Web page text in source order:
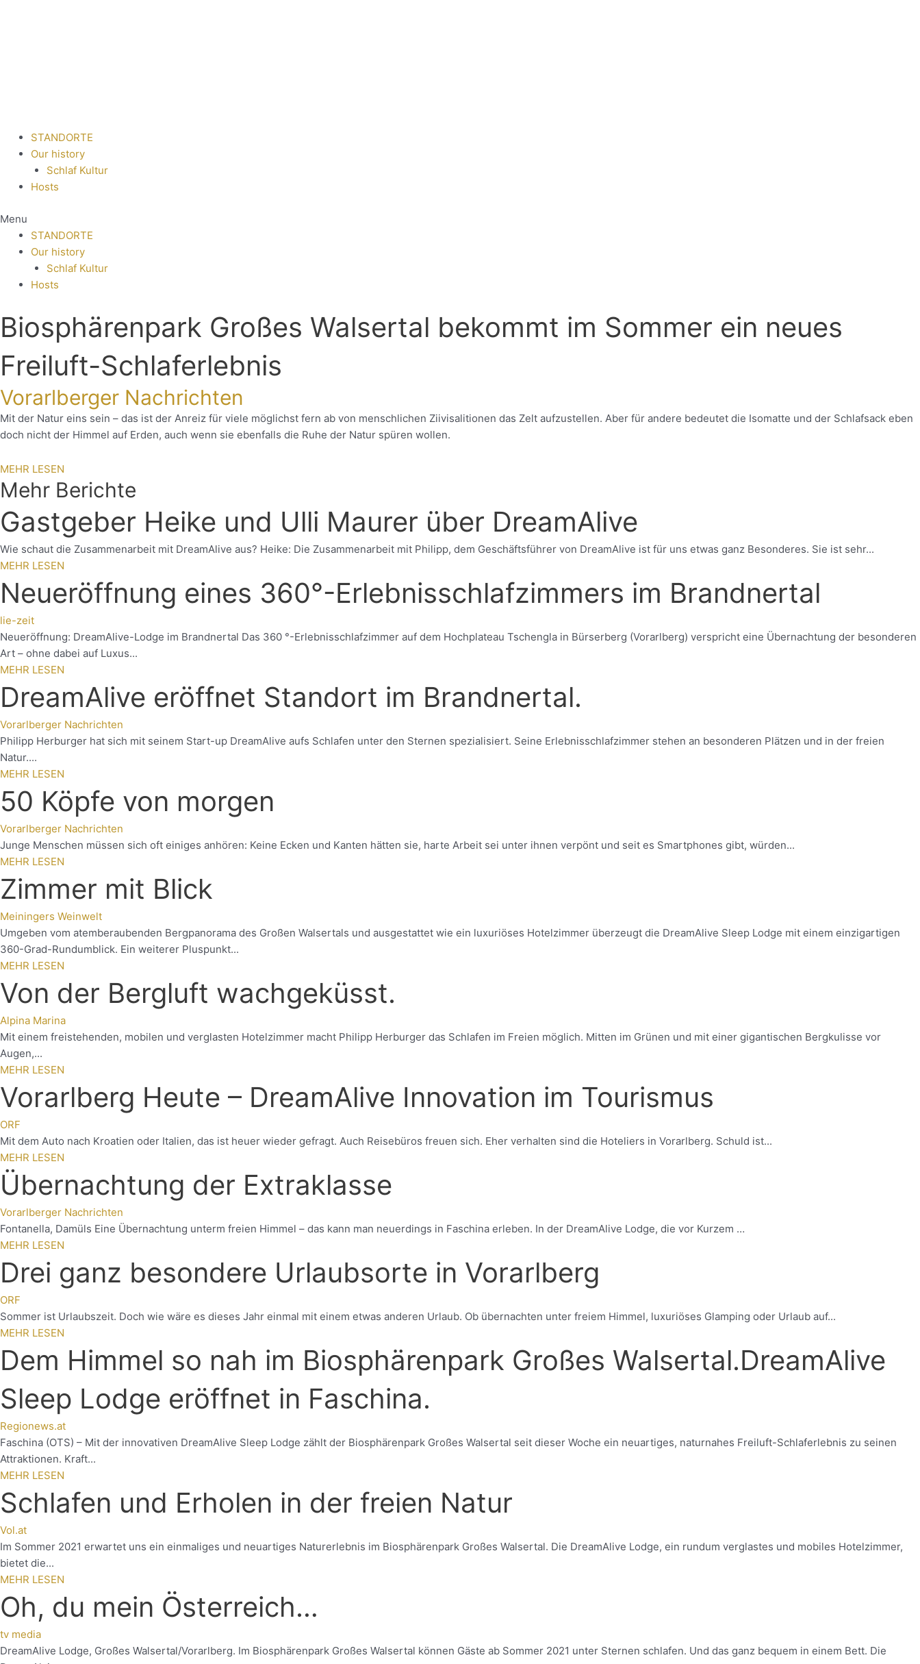
STANDORTE
Our history
Schlaf Kultur
Hosts
Menu
STANDORTE
Our history
Schlaf Kultur
Hosts
Biosphärenpark Großes Walsertal bekommt im Sommer ein neues
Freiluft-Schlaferlebnis
Vorarlberger Nachrichten
Mit der Natur eins sein – das ist der Anreiz für viele möglichst fern ab von menschlichen Ziivisalitionen das Zelt aufzustellen. Aber für andere bedeutet die Isomatte und der Schlafsack eben
doch nicht der Himmel auf Erden, auch wenn sie ebenfalls die Ruhe der Natur spüren wollen.
MEHR LESEN
Mehr Berichte
Gastgeber Heike und Ulli Maurer über DreamAlive
Wie schaut die Zusammenarbeit mit DreamAlive aus? Heike: Die Zusammenarbeit mit Philipp, dem Geschäftsführer von DreamAlive ist für uns etwas ganz Besonderes. Sie ist sehr...
MEHR LESEN
Neueröffnung eines 360°-Erlebnisschlafzimmers im Brandnertal
lie-zeit
Neueröffnung: DreamAlive-Lodge im Brandnertal Das 360 °-Erlebnisschlafzimmer auf dem Hochplateau Tschengla in Bürserberg (Vorarlberg) verspricht eine Übernachtung der besonderen
Art – ohne dabei auf Luxus...
MEHR LESEN
DreamAlive eröffnet Standort im Brandnertal.
Vorarlberger Nachrichten
Philipp Herburger hat sich mit seinem Start-up DreamAlive aufs Schlafen unter den Sternen spezialisiert. Seine Erlebnisschlafzimmer stehen an besonderen Plätzen und in der freien
Natur....
MEHR LESEN
50 Köpfe von morgen
Vorarlberger Nachrichten
Junge Menschen müssen sich oft einiges anhören: Keine Ecken und Kanten hätten sie, harte Arbeit sei unter ihnen verpönt und seit es Smartphones gibt, würden...
MEHR LESEN
Zimmer mit Blick
Meiningers Weinwelt
Umgeben vom atemberaubenden Bergpanorama des Großen Walsertals und ausgestattet wie ein luxuriöses Hotelzimmer überzeugt die DreamAlive Sleep Lodge mit einem einzigartigen
360-Grad-Rundumblick. Ein weiterer Pluspunkt...
MEHR LESEN
Von der Bergluft wachgeküsst.
Alpina Marina
Mit einem freistehenden, mobilen und verglasten Hotelzimmer macht Philipp Herburger das Schlafen im Freien möglich. Mitten im Grünen und mit einer gigantischen Bergkulisse vor
Augen,...
MEHR LESEN
Vorarlberg Heute – DreamAlive Innovation im Tourismus
ORF
Mit dem Auto nach Kroatien oder Italien, das ist heuer wieder gefragt. Auch Reisebüros freuen sich. Eher verhalten sind die Hoteliers in Vorarlberg. Schuld ist...
MEHR LESEN
Übernachtung der Extraklasse
Vorarlberger Nachrichten
Fontanella, Damüls Eine Übernachtung unterm freien Himmel – das kann man neuerdings in Faschina erleben. In der DreamAlive Lodge, die vor Kurzem …
MEHR LESEN
Drei ganz besondere Urlaubsorte in Vorarlberg
ORF
Sommer ist Urlaubszeit. Doch wie wäre es dieses Jahr einmal mit einem etwas anderen Urlaub. Ob übernachten unter freiem Himmel, luxuriöses Glamping oder Urlaub auf...
MEHR LESEN
Dem Himmel so nah im Biosphärenpark Großes Walsertal.DreamAlive
Sleep Lodge eröffnet in Faschina.
Regionews.at
Faschina (OTS) – Mit der innovativen DreamAlive Sleep Lodge zählt der Biosphärenpark Großes Walsertal seit dieser Woche ein neuartiges, naturnahes Freiluft-Schlaferlebnis zu seinen
Attraktionen. Kraft...
MEHR LESEN
Schlafen und Erholen in der freien Natur
Vol.at
Im Sommer 2021 erwartet uns ein einmaliges und neuartiges Naturerlebnis im Biosphärenpark Großes Walsertal. Die DreamAlive Lodge, ein rundum verglastes und mobiles Hotelzimmer,
bietet die...
MEHR LESEN
Oh, du mein Österreich…
tv media
DreamAlive Lodge, Großes Walsertal/Vorarlberg. Im Biosphärenpark Großes Walsertal können Gäste ab Sommer 2021 unter Sternen schlafen. Und das ganz bequem in einem Bett. Die